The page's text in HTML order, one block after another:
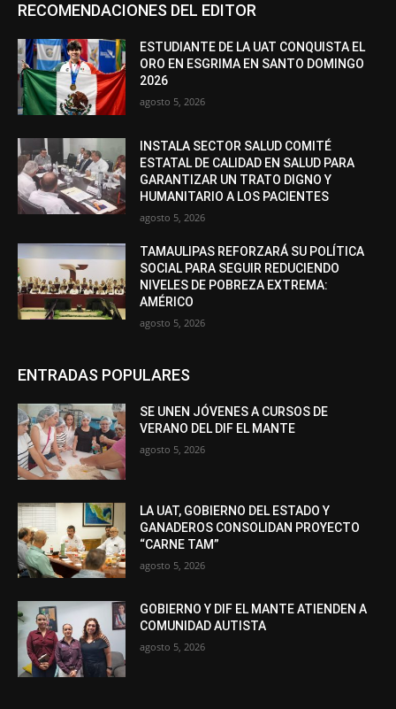
RECOMENDACIONES DEL EDITOR
ESTUDIANTE DE LA UAT CONQUISTA EL
ORO EN ESGRIMA EN SANTO DOMINGO
2026
agosto 5, 2026
INSTALA SECTOR SALUD COMITÉ
ESTATAL DE CALIDAD EN SALUD PARA
GARANTIZAR UN TRATO DIGNO Y
HUMANITARIO A LOS PACIENTES
agosto 5, 2026
TAMAULIPAS REFORZARÁ SU POLÍTICA
SOCIAL PARA SEGUIR REDUCIENDO
NIVELES DE POBREZA EXTREMA:
AMÉRICO
agosto 5, 2026
ENTRADAS POPULARES
SE UNEN JÓVENES A CURSOS DE
VERANO DEL DIF EL MANTE
agosto 5, 2026
LA UAT, GOBIERNO DEL ESTADO Y
GANADEROS CONSOLIDAN PROYECTO
“CARNE TAM”
agosto 5, 2026
GOBIERNO Y DIF EL MANTE ATIENDEN A
COMUNIDAD AUTISTA
agosto 5, 2026